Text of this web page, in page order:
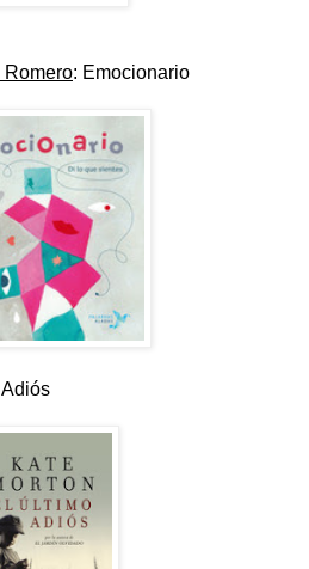
Romero: Emocionario